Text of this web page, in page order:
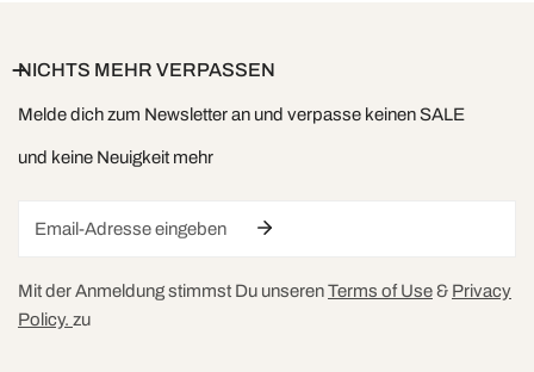
NICHTS MEHR VERPASSEN
Melde dich zum Newsletter an und verpasse keinen SALE
und keine Neuigkeit mehr
Mit der Anmeldung stimmst Du unserenTerms of Use& Privacy
Policy. zu